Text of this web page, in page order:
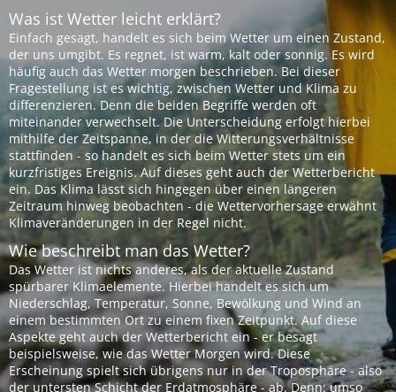
Was ist Wetter leicht erklärt?
Einfach gesagt, handelt es sich beim Wetter um einen Zustand,
der uns umgibt. Es regnet, ist warm, kalt oder sonnig. Es wird
häufig auch das Wetter morgen beschrieben. Bei dieser
Fragestellung ist es wichtig, zwischen Wetter und Klima zu
differenzieren. Denn die beiden Begriffe werden oft
miteinander verwechselt. Die Unterscheidung erfolgt hierbei
mithilfe der Zeitspanne, in der die Witterungsverhältnisse
stattfinden - so handelt es sich beim Wetter stets um ein
kurzfristiges Ereignis. Auf dieses geht auch der Wetterbericht
ein. Das Klima lässt sich hingegen über einen längeren
Zeitraum hinweg beobachten - die Wettervorhersage erwähnt
Klimaveränderungen in der Regel nicht.
Wie beschreibt man das Wetter?
Das Wetter ist nichts anderes, als der aktuelle Zustand
spürbarer Klimaelemente. Hierbei handelt es sich um
Niederschlag, Temperatur, Sonne, Bewölkung und Wind an
einem bestimmten Ort zu einem fixen Zeitpunkt. Auf diese
Aspekte geht auch der Wetterbericht ein - er besagt
beispielsweise, wie das Wetter Morgen wird. Diese
Erscheinung spielt sich übrigens nur in der Troposphäre - also
der untersten Schicht der Erdatmosphäre - ab. Denn: umso